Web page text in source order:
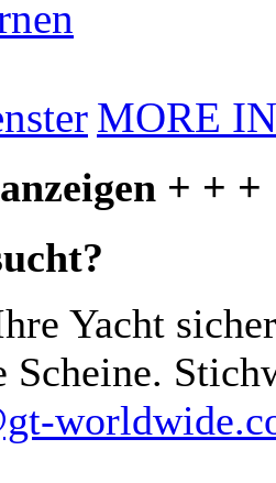
MORE
+ + +
Yacht
Scheine.